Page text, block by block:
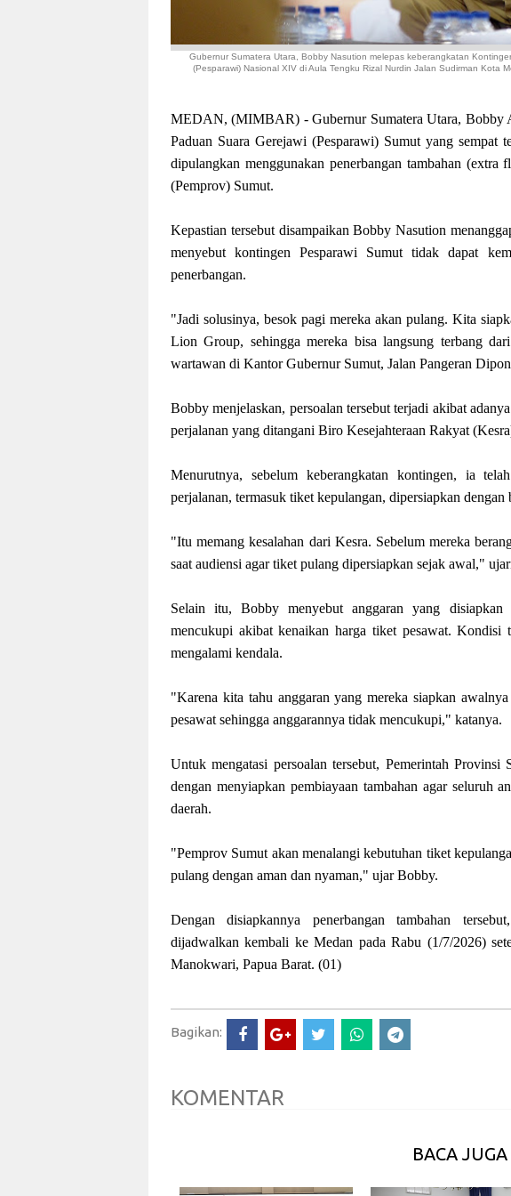
Gubernur Sumatera Utara, Bobby Nasution melepas keberangkatan
(Pesparawi) Nasional XIV di Aula Tengku Rizal Nurdin Jalan Sudirman Kota
MEDAN, (MIMBAR) - Gubernur Sumatera Utara, Bobby
Paduan Suara Gerejawi (Pesparawi) Sumut yang sempat
dipulangkan menggunakan penerbangan tambahan
(Pemprov) Sumut.
Kepastian tersebut disampaikan Bobby Nasution
menyebut kontingen Pesparawi Sumut tidak dapat
penerbangan.
"Jadi solusinya, besok pagi mereka akan pulang. Kita
Lion Group, sehingga mereka bisa langsung terbang
wartawan di Kantor Gubernur Sumut, Jalan Pangeran
Bobby menjelaskan, persoalan tersebut terjadi akibat
perjalanan yang ditangani Biro Kesejahteraan Rakyat
Menurutnya, sebelum keberangkatan kontingen, ia
perjalanan, termasuk tiket kepulangan, dipersiapkan dengan
"Itu memang kesalahan dari Kesra. Sebelum mereka
saat audiensi agar tiket pulang dipersiapkan sejak awal,"
Selain itu, Bobby menyebut anggaran yang
mencukupi akibat kenaikan harga tiket pesawat. Kondisi
mengalami kendala.
"Karena kita tahu anggaran yang mereka siapkan
pesawat sehingga anggarannya tidak mencukupi," katanya.
Untuk mengatasi persoalan tersebut, Pemerintah Provinsi
dengan menyiapkan pembiayaan tambahan agar seluruh
daerah.
"Pemprov Sumut akan menalangi kebutuhan tiket
pulang dengan aman dan nyaman," ujar Bobby.
Dengan disiapkannya penerbangan tambahan
dijadwalkan kembali ke Medan pada Rabu (1/7/2026)
Manokwari, Papua Barat. (01)
Bagikan:
KOMENTAR
BACA JUGA